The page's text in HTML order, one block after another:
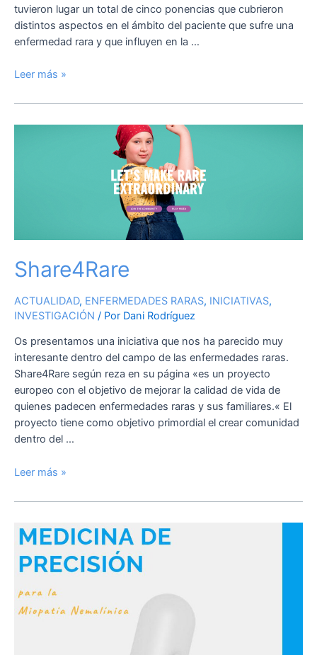
tuvieron lugar un total de cinco ponencias que cubrieron
distintos aspectos en el ámbito del paciente que sufre una
enfermedad rara y que influyen en la …
Leer más »
Share4Rare
ACTUALIDAD, ENFERMEDADES RARAS, INICIATIVAS,
INVESTIGACIÓN / Por Dani Rodríguez
Os presentamos una iniciativa que nos ha parecido muy
interesante dentro del campo de las enfermedades raras.
Share4Rare según reza en su página «es un proyecto
europeo con el objetivo de mejorar la calidad de vida de
quienes padecen enfermedades raras y sus familiares.« El
proyecto tiene como objetivo primordial el crear comunidad
dentro del …
Leer más »
Medicina
de
precisión
la
Miopatía